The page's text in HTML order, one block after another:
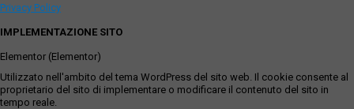
Privacy Policy
IMPLEMENTAZIONE SITO
Elementor (Elementor)
Utilizzato nell'ambito del tema WordPress del sito web. Il cookie consente al
proprietario del sito di implementare o modificare il contenuto del sito in
tempo reale.